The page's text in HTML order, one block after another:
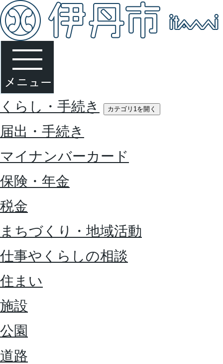
くらし・手続き カテゴリ1を開く
届出・手続き
マイナンバーカード
保険・年金
税金
まちづくり・地域活動
仕事やくらしの相談
住まい
施設
公園
道路